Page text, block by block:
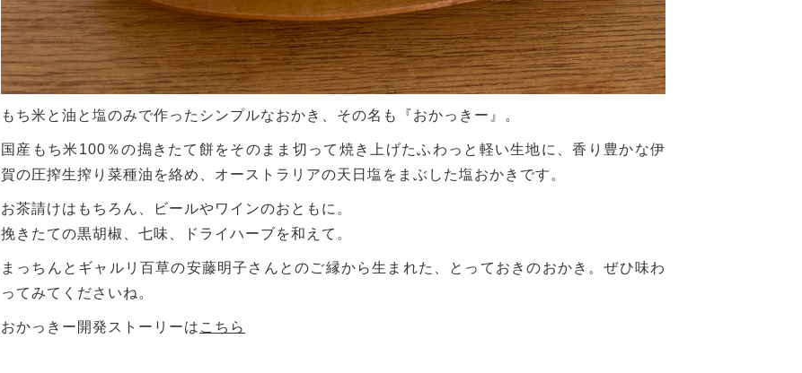
もち米と油と塩のみで作ったシンプルなおかき、その名も『おかっきー』。
国産もち米100％の搗きたて餅をそのまま切って焼き上げたふわっと軽い生地に、香り豊かな伊
賀の圧搾生搾り菜種油を絡め、オーストラリアの天日塩をまぶした塩おかきです。
お茶請けはもちろん、ビールやワインのおともに。
挽きたての黒胡椒、七味、ドライハーブを和えて。
まっちんとギャルリ百草の安藤明子さんとのご縁から生まれた、とっておきのおかき。ぜひ味わ
ってみてくださいね。
おかっきー開発ストーリーは こちら